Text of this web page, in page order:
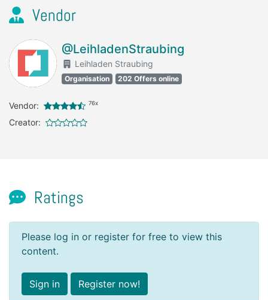
Vendor
@LeihladenStraubing
Leihladen Straubing
Organisation 202 Offers online
Vendor: 76x
Creator:
Ratings
Please log in or register for free to view this
content.
Sign in Register now!